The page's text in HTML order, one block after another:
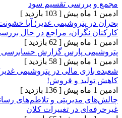
تقسیم سود
[ 103 بازدید ]
غدیر؛ آیا خشونت ابزار
مراجع در حال بررسی»
[ 62 بازدید ]
پارس گزارش حسابرسی «مقبول»
[ 58 بازدید ]
و فروش!
[ 136 بازدید ]
و تلاطم‌های رسانه‌ای؛ نقدی
در تغییرات کلان